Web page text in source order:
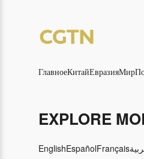
ГлавноеКитайЕвразияМир
EXPLORE
EnglishEspañolFrançais